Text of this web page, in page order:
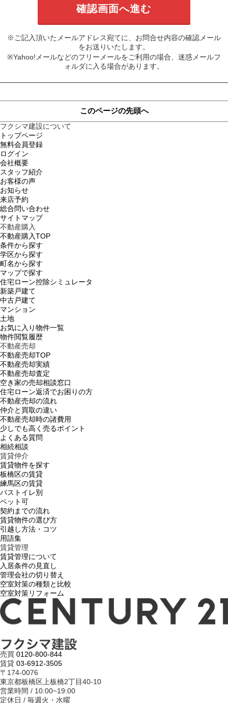
※ご記入頂いたメールアドレス宛てに、お問合せ内容の確認メール
をお送りいたします。
※Yahoo!メールなどのフリーメールをご利用の場合、迷惑メールフ
ォルダに入る場合があります。
このページの先頭へ
フクシマ建設について
トップページ
無料会員登録
ログイン
会社概要
スタッフ紹介
お客様の声
お知らせ
来店予約
総合問い合わせ
サイトマップ
不動産購入
不動産購入TOP
条件から探す
学区から探す
町名から探す
マップで探す
住宅ローン控除シミュレータ
新築戸建て
中古戸建て
マンション
土地
お気に入り物件一覧
物件閲覧履歴
不動産売却
不動産売却TOP
不動産売却実績
不動産売却査定
空き家の売却相談窓口
住宅ローン返済でお困りの方
不動産売却の流れ
仲介と買取の違い
不動産売却時の諸費用
少しでも高く売るポイント
よくある質問
相続相談
賃貸仲介
賃貸物件を探す
板橋区の賃貸
練馬区の賃貸
バストイレ別
ペット可
契約までの流れ
賃貸物件の選び方
引越し方法・コツ
用語集
賃貸管理
賃貸管理について
入居条件の見直し
管理会社の切り替え
空室対策の種類と比較
空室対策リフォーム
売買 0120-800-844
賃貸 03-6912-3505
〒174-0076
東京都板橋区上板橋2丁目40-10
営業時間 / 10:00~19:00
定休日 / 毎週火・水曜